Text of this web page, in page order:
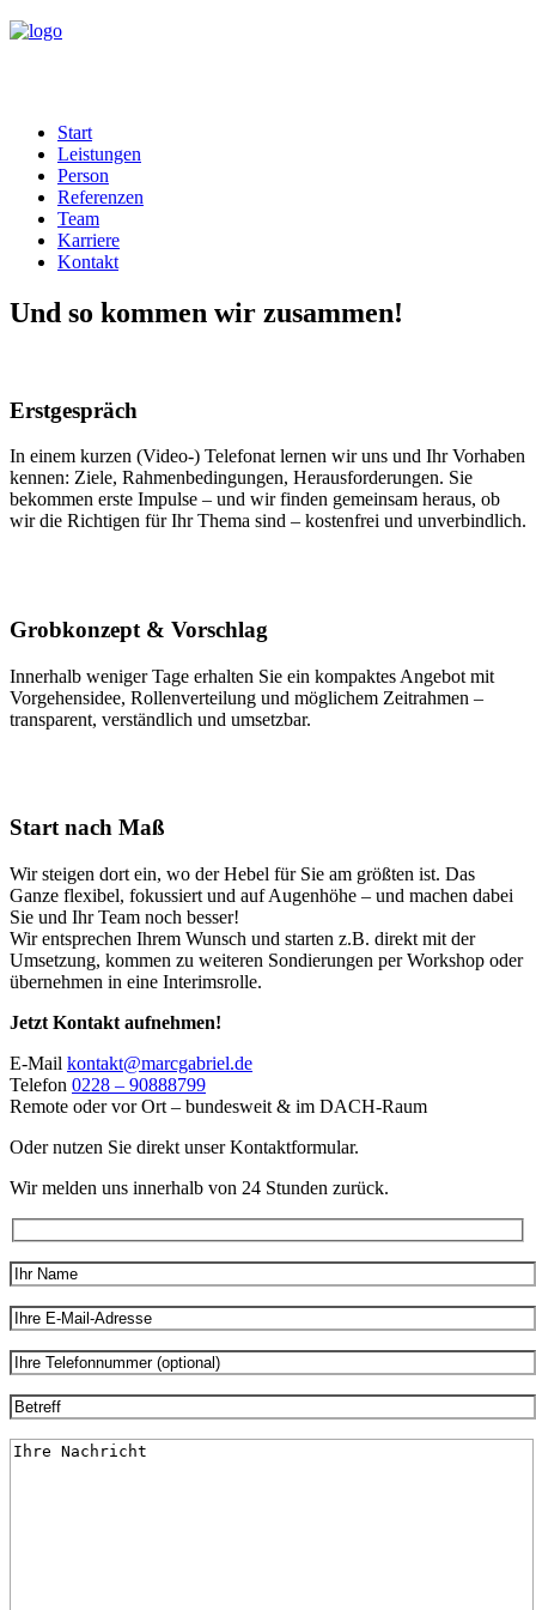
Start
Leistungen
Person
Referenzen
Team
Karriere
Kontakt
Und so kommen wir zusammen!
Erstgespräch
In einem kurzen (Video-) Telefonat lernen wir uns und Ihr Vorhaben
kennen: Ziele, Rahmenbedingungen, Herausforderungen. Sie
bekommen erste Impulse – und wir finden gemeinsam heraus, ob
wir die Richtigen für Ihr Thema sind – kostenfrei und unverbindlich.
Grobkonzept & Vorschlag
Innerhalb weniger Tage erhalten Sie ein kompaktes Angebot mit
Vorgehensidee, Rollenverteilung und möglichem Zeitrahmen –
transparent, verständlich und umsetzbar.
Start nach Maß
Wir steigen dort ein, wo der Hebel für Sie am größten ist. Das
Ganze flexibel, fokussiert und auf Augenhöhe – und machen dabei
Sie und Ihr Team noch besser!
Wir entsprechen Ihrem Wunsch und starten z.B. direkt mit der
Umsetzung, kommen zu weiteren Sondierungen per Workshop oder
übernehmen in eine Interimsrolle.
Jetzt Kontakt aufnehmen!
E-Mail kontakt@marcgabriel.de
Telefon 0228 – 90888799
Remote oder vor Ort – bundesweit & im DACH-Raum
Oder nutzen Sie direkt unser Kontaktformular.
Wir melden uns innerhalb von 24 Stunden zurück.